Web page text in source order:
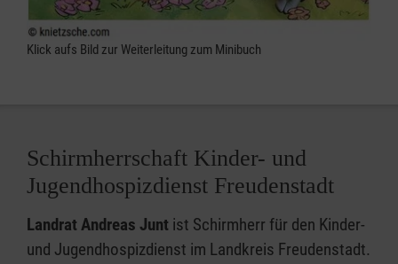
Klick aufs Bild zur Weiterleitung zum Minibuch
Schirmherrschaft Kinder- und
Jugendhospizdienst Freudenstadt
Landrat Andreas Junt ist Schirmherr für den Kinder-
und Jugendhospizdienst im Landkreis Freudenstadt.